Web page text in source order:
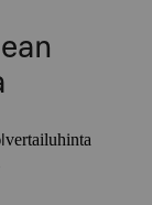
vertailuhinta